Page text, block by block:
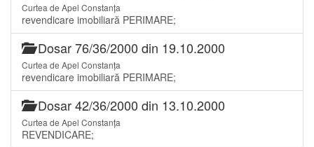
Curtea de Apel Constanța
revendicare imobiliară PERIMARE;
Dosar 76/36/2000 din 19.10.2000
Curtea de Apel Constanța
revendicare imobiliară PERIMARE;
Dosar 42/36/2000 din 13.10.2000
Curtea de Apel Constanța
REVENDICARE;